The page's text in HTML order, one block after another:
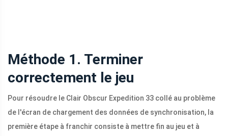
Méthode 1. Terminer
correctement le jeu
Pour résoudre le Clair Obscur Expedition 33 collé au problème
de l'écran de chargement des données de synchronisation, la
première étape à franchir consiste à mettre fin au jeu et à